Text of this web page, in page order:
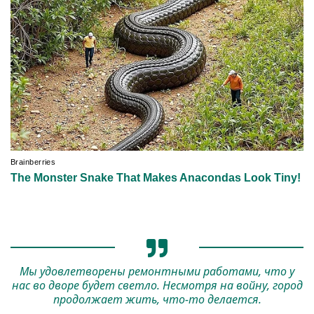
Мы удовлетворены ремонтными работами, что у
нас во дворе будет светло. Несмотря на войну, город
продолжает жить, что-то делается.